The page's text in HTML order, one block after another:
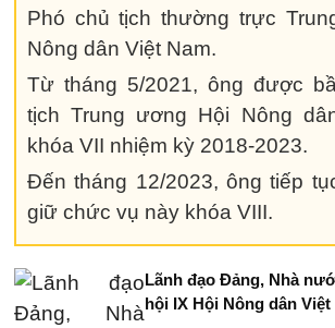
Phó chủ tịch thường trực
Nông dân Việt Nam.
Từ tháng 5/2021, ông được
tịch Trung ương Hội Nông
khóa VII nhiệm kỳ 2018-2023.
Đến tháng 12/2023, ông tiếp
giữ chức vụ này khóa VIII.
Lãnh đạo Đảng, Nhà
hội IX Hội Nông dân Việt